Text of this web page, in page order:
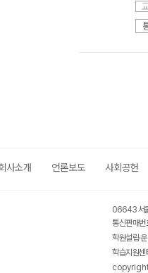
사소개 언론보도 사회공헌
06643 서
통신판매
학원설립·
학습지원